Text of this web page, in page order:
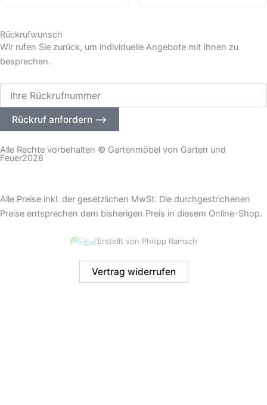
Rückrufwunsch
Wir rufen Sie zurück, um individuelle Angebote mit Ihnen zu
besprechen.
Rückrufnummer
Rückruf anfordern ⟶
Alle Rechte vorbehalten © Gartenmöbel von Garten und
Feuer2026
Alle Preise inkl. der gesetzlichen MwSt. Die durchgestrichenen
Preise entsprechen dem bisherigen Preis in diesem Online-Shop.
Erstellt von Philipp Ramsch
Vertrag widerrufen